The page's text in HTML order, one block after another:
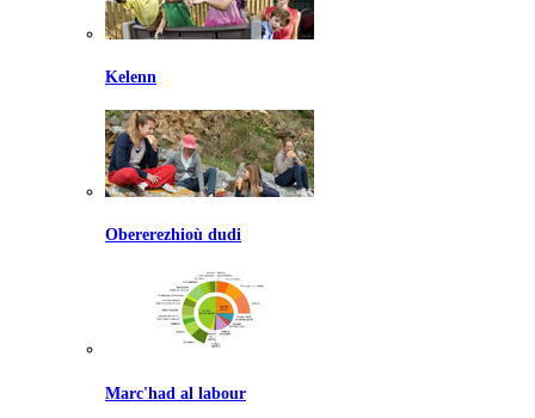
Kelenn
Obererezhioù dudi
Marc'had al labour